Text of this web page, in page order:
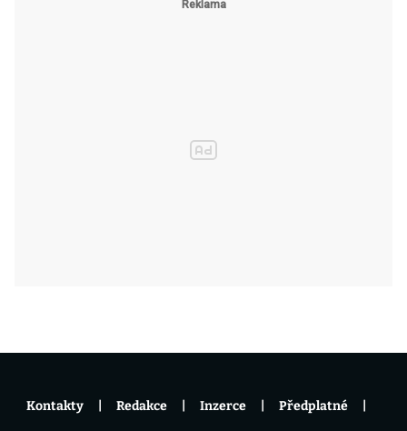
Kontakty Redakce Inzerce Předplatné